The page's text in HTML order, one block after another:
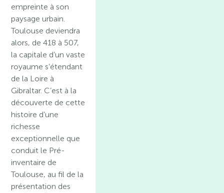
empreinte à son
paysage urbain.
Toulouse deviendra
alors, de 418 à 507,
la capitale d’un vaste
royaume s’étendant
de la Loire à
Gibraltar. C’est à la
découverte de cette
histoire d’une
richesse
exceptionnelle que
conduit le Pré-
inventaire de
Toulouse, au fil de la
présentation des